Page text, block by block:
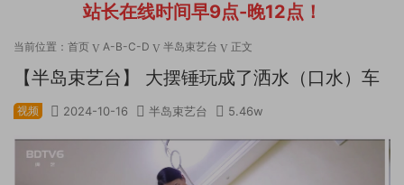
站长在线时间早9点-晚12点！
当前位置： 首页 A-B-C-D 半岛束艺台 正文
【半岛束艺台】 大摆锤玩成了洒水（口水）车
视频 2024-10-16 半岛束艺台 5.46w